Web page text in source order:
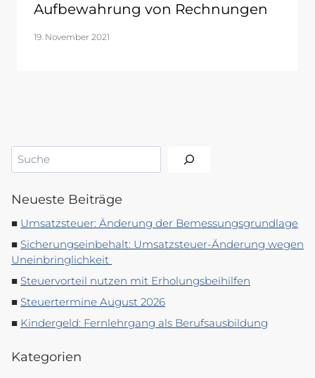
Aufbewahrung von Rechnungen
19. November 2021
Suchen
Neueste Beiträge
Umsatzsteuer: Änderung der Bemessungsgrundlage
Sicherungseinbehalt: Umsatzsteuer-Änderung wegen
Uneinbringlichkeit
Steuervorteil nutzen mit Erholungsbeihilfen
Steuertermine August 2026
Kindergeld: Fernlehrgang als Berufsausbildung
Kategorien